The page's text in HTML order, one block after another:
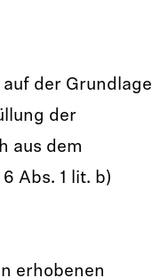
der Grundlage
der
aus dem
Abs. 1 lit. b)
erhobenen